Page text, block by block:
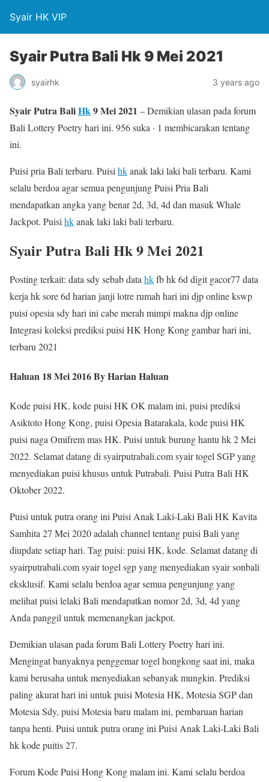
Syair HK VIP
Syair Putra Bali Hk 9 Mei 2021
syairhk 3 years ago
Syair Putra BaliHk9 Mei 2021 – Demikian ulasan pada forum
Bali Lottery Poetry hari ini. 956 suka · 1 membicarakan tentang
ini.
Puisi pria Bali terbaru. Puisi hkanak laki laki bali terbaru. Kami
selalu berdoa agar semua pengunjung Puisi Pria Bali
mendapatkan angka yang benar 2d, 3d, 4d dan masuk Whale
Jackpot. Puisi hkanak laki laki bali terbaru.
Syair Putra Bali Hk 9 Mei 2021
Posting terkait: data sdy sebab data hkfb hk 6d digit gacor77 data
kerja hk sore 6d harian janji lotre rumah hari ini djp online kswp
puisi opesia sdy hari ini cabe merah mimpi makna djp online
Integrasi koleksi prediksi puisi HK Hong Kong gambar hari ini,
terbaru 2021
Haluan 18 Mei 2016 By Harian Haluan
Kode puisi HK, kode puisi HK OK malam ini, puisi prediksi
Asiktoto Hong Kong, puisi Opesia Batarakala, kode puisi HK
puisi naga Omifrem mas HK. Puisi untuk burung hantu hk 2 Mei
2022. Selamat datang di syairputrabali.com syair togel SGP yang
menyediakan puisi khusus untuk Putrabali. Puisi Putra Bali HK
Oktober 2022.
Puisi untuk putra orang ini Puisi Anak Laki-Laki Bali HK Kavita
Samhita 27 Mei 2020 adalah channel tentang puisi Bali yang
diupdate setiap hari. Tag puisi: puisi HK, kode. Selamat datang di
syairputrabali.com syair togel sgp yang menyediakan syair sonbali
eksklusif. Kami selalu berdoa agar semua pengunjung yang
melihat puisi lelaki Bali mendapatkan nomor 2d, 3d, 4d yang
Anda panggil untuk memenangkan jackpot.
Demikian ulasan pada forum Bali Lottery Poetry hari ini.
Mengingat banyaknya penggemar togel hongkong saat ini, maka
kami berusaha untuk menyediakan sebanyak mungkin. Prediksi
paling akurat hari ini untuk puisi Motesia HK, Motesia SGP dan
Motesia Sdy, puisi Motesia baru malam ini, pembaruan harian
tanpa henti. Puisi untuk putra orang ini Puisi Anak Laki-Laki Bali
hk kode puitis 27.
Forum Kode Puisi Hong Kong malam ini. Kami selalu berdoa